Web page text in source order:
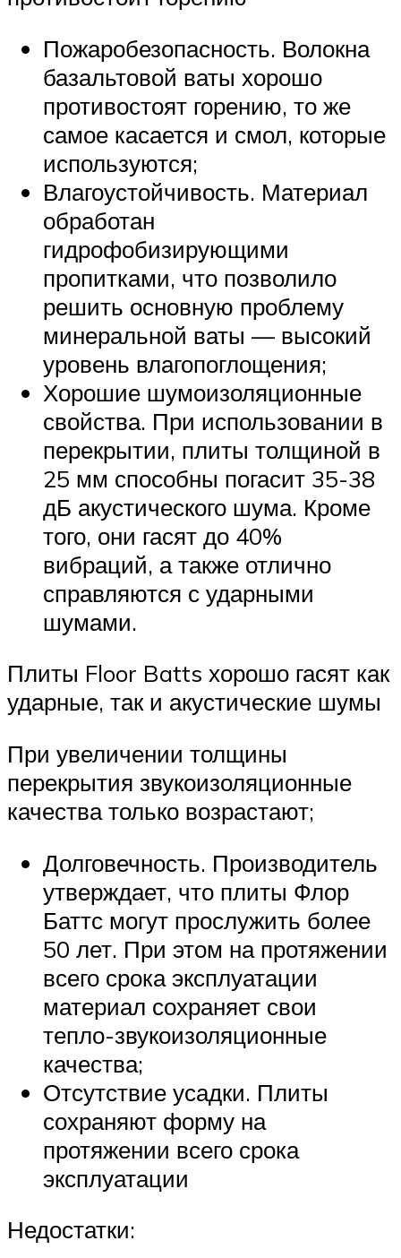
Пожаробезопасность. Волокна
базальтовой ваты хорошо
противостоят горению, то же
самое касается и смол, которые
используются;
Влагоустойчивость. Материал
обработан
гидрофобизирующими
пропитками, что позволило
решить основную проблему
минеральной ваты — высокий
уровень влагопоглощения;
Хорошие шумоизоляционные
свойства. При использовании в
перекрытии, плиты толщиной в
25 мм способны погасит 35-38
дБ акустического шума. Кроме
того, они гасят до 40%
вибраций, а также отлично
справляются с ударными
шумами.
Плиты Floor Batts хорошо гасят как
ударные, так и акустические шумы
При увеличении толщины
перекрытия звукоизоляционные
качества только возрастают;
Долговечность. Производитель
утверждает, что плиты Флор
Баттс могут прослужить более
50 лет. При этом на протяжении
всего срока эксплуатации
материал сохраняет свои
тепло-звукоизоляционные
качества;
Отсутствие усадки. Плиты
сохраняют форму на
протяжении всего срока
эксплуатации
Недостатки: